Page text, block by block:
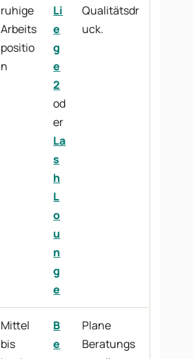
ruhige
Arbeits
positio
n
Li
e
g
e
2
od
er
La
s
h
L
o
u
n
g
e
Qualitätsdr
uck.
Mittel
bis
B
e
Plane
Beratungs